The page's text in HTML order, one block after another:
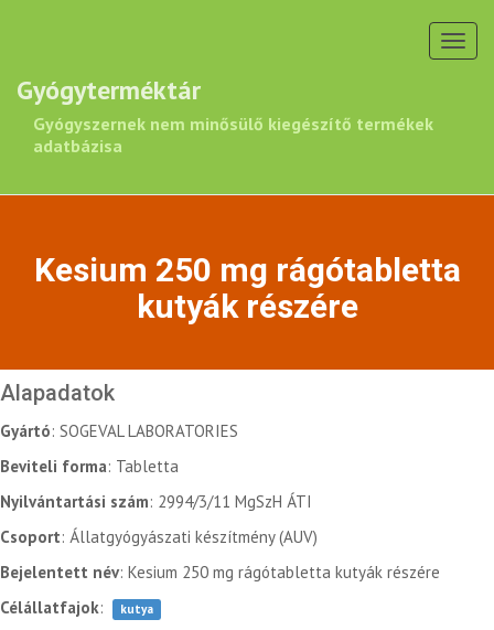
Gyógyterméktár
Gyógyszernek nem minősülő kiegészítő termékek
adatbázisa
Kesium 250 mg rágótabletta
kutyák részére
Alapadatok
Gyártó: SOGEVAL LABORATORIES
Beviteli forma: Tabletta
Nyilvántartási szám: 2994/3/11 MgSzH ÁTI
Csoport: Állatgyógyászati készítmény (AUV)
Bejelentett név: Kesium 250 mg rágótabletta kutyák részére
Célállatfajok: kutya